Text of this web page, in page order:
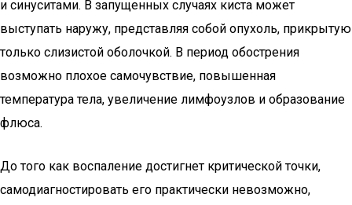
и синуситами. В запущенных случаях киста может
выступать наружу, представляя собой опухоль, прикрытую
только слизистой оболочкой. В период обострения
возможно плохое самочувствие, повышенная
температура тела, увеличение лимфоузлов и образование
флюса.
До того как воспаление достигнет критической точки,
самодиагностировать его практически невозможно,